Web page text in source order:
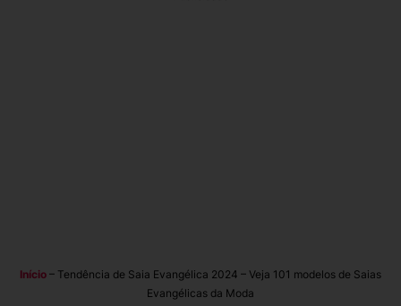
Início – Tendência de Saia Evangélica 2024 – Veja 101 modelos de Saias
Evangélicas da Moda